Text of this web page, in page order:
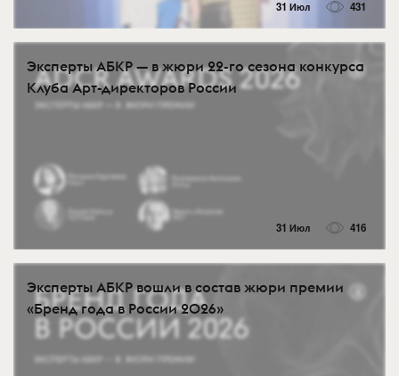
31 Июл 431
Эксперты АБКР — в жюри 22-го сезона конкурса
Клуба Арт-директоров России
31 Июл 416
Эксперты АБКР вошли в состав жюри премии
«Бренд года в России 2026»